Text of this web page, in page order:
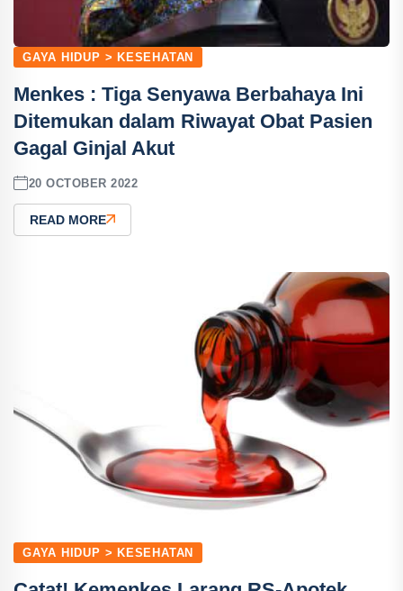
GAYA HIDUP > KESEHATAN
Menkes : Tiga Senyawa Berbahaya Ini
Ditemukan dalam Riwayat Obat Pasien
Gagal Ginjal Akut
20 OCTOBER 2022
READ MORE
GAYA HIDUP > KESEHATAN